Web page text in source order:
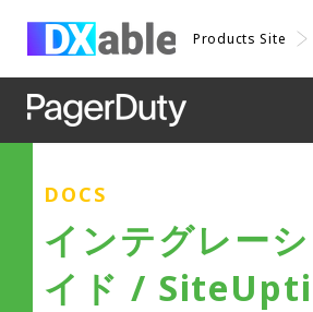
Products Site
DOCS
インテグレー
イド /